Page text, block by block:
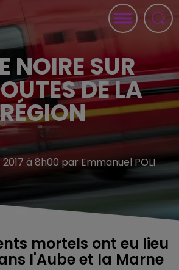
NOIRE SUR
DE LA
RÉGION
2017 à 8h00 par Emmanuel POLI
mortels ont eu lieu
l'Aube et la Marne